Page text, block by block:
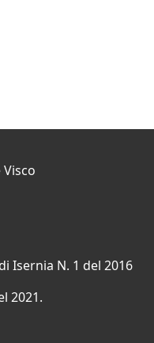
Isernia N. 1 del 2016
2021.